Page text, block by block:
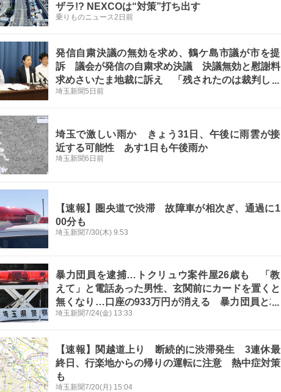
ザラ!? NEXCOは“対策”打ち出す
乗りものニュース 2日前
発信自粛決議の無効を求め、鶴ケ島市議が市を提
訴 議会が発信の自粛求め決議 決議無効と慰謝料
求めさいたま地裁に訴え 「残されたのは裁判しか
ない」
埼玉新聞5日前
埼玉で激しい雨か きょう31日、午後に雨雲が接
近する可能性 あす1日も午後雨か
埼玉新聞6日前
【速報】圏央道で渋滞 故障車が相次ぎ、通過に1
00分も
埼玉新聞7/30(木) 9:53
暴力団員を逮捕…トクリュウ案件屋26歳も 「教
えて」と電話あった男性、玄関前にカードを置くと
無くなり…口座の933万円が消える 暴力団員と26
歳が160万円を奪ったか 気付いた人が男性に教え
埼玉新聞7/24(金) 13:33
【速報】関越道上り 断続的に渋滞発生 3連休最
終日、行楽地からの帰りの運転に注意 熱中症対策
も
埼玉新聞7/20(月) 15:04